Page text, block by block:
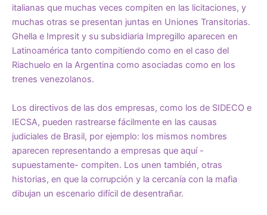
italianas que muchas veces compiten en las licitaciones, y
muchas otras se presentan juntas en Uniones Transitorias.
Ghella e Impresit y su subsidiaria Impregillo aparecen en
Latinoamérica tanto compitiendo como en el caso del
Riachuelo en la Argentina como asociadas como en los
trenes venezolanos.
Los directivos de las dos empresas, como los de SIDECO e
IECSA, pueden rastrearse fácilmente en las causas
judiciales de Brasil, por ejemplo: los mismos nombres
aparecen representando a empresas que aquí -
supuestamente- compiten. Los unen también, otras
historias, en que la corrupción y la cercanía con la mafia
dibujan un escenario difícil de desentrañar.